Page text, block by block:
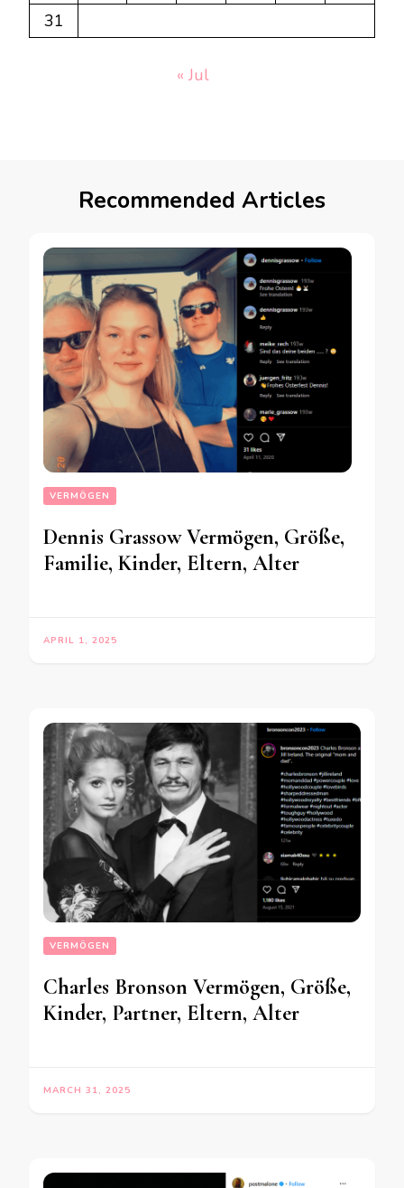
31
« Jul
Recommended Articles
VERMÖGEN
Dennis Grassow Vermögen, Größe,
Familie, Kinder, Eltern, Alter
APRIL 1, 2025
VERMÖGEN
Charles Bronson Vermögen, Größe,
Kinder, Partner, Eltern, Alter
MARCH 31, 2025